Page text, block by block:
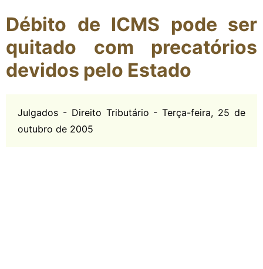
Débito de ICMS pode ser
quitado com precatórios
devidos pelo Estado
Julgados - Direito Tributário - Terça-feira, 25 de
outubro de 2005